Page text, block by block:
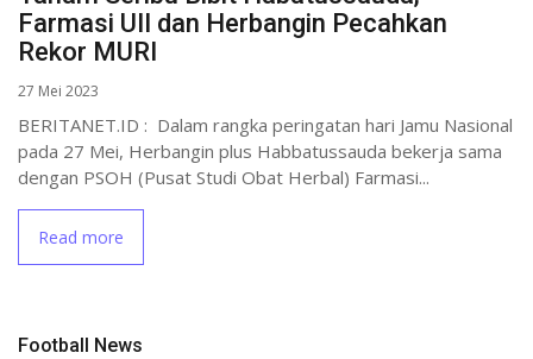
Farmasi UII dan Herbangin Pecahkan
Rekor MURI
27 Mei 2023
BERITANET.ID : Dalam rangka peringatan hari Jamu Nasional
pada 27 Mei, Herbangin plus Habbatussauda bekerja sama
dengan PSOH (Pusat Studi Obat Herbal) Farmasi...
Read more
Football News